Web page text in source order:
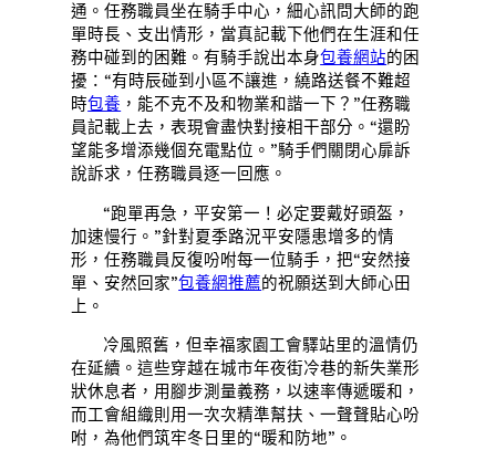
通。任務職員坐在騎手中心，細心訊問大師的跑
單時長、支出情形，當真記載下他們在生涯和任
務中碰到的困難。有騎手說出本身包養網站的困
擾：“有時辰碰到小區不讓進，繞路送餐不難超
時包養 ，能不克不及和物業和諧一下？”任務職
員記載上去，表現會盡快對接相干部分。“還盼
望能多增添幾個充電點位。”騎手們關閉心扉訴
說訴求，任務職員逐一回應。
“跑單再急，平安第一！必定要戴好頭盔，
加速慢行。”針對夏季路況平安隱患增多的情
形，任務職員反復吩咐每一位騎手，把“安然接
單、安然回家”包養網推薦的祝願送到大師心田
上。
冷風照舊，但幸福家園工會驛站里的溫情仍
在延續。這些穿越在城市年夜街冷巷的新失業形
狀休息者，用腳步測量義務，以速率傳遞暖和，
而工會組織則用一次次精準幫扶、一聲聲貼心吩
咐，為他們筑牢冬日里的“暖和防地”。